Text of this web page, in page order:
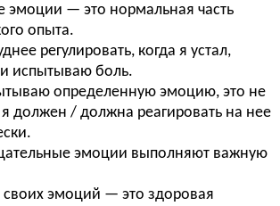
эмоции — это нормальная часть
опыта.
регулировать, когда я устал,
испытываю боль.
определенную эмоцию, это не
я должен / должна реагировать на нее
эмоции выполняют важную
эмоций — это здоровая